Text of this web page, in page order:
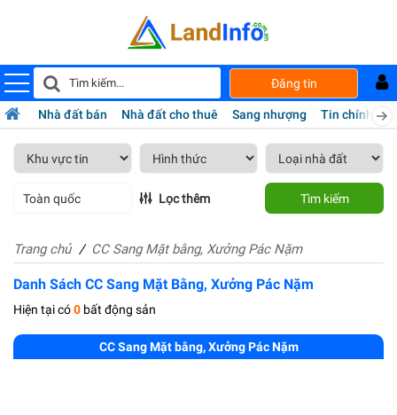
Đăng tin
Nhà đất bán Nhà đất cho thuê Sang nhượng Tin chính chủ
Toàn quốc Lọc thêm Tìm kiếm
Trang chủ CC Sang Mặt bằng, Xưởng Pác Nặm
Danh Sách CC Sang Mặt Bằng, Xưởng Pác Nặm
Hiện tại có0 bất động sản
CC Sang Mặt bằng, Xưởng Pác Nặm